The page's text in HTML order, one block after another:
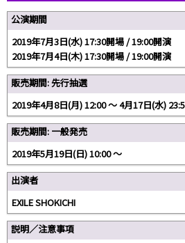
公演期間
2019年7月3日(水) 17:30開場 / 19:00開演
2019年7月4日(木) 17:30開場 / 19:00開演
販売期間: 先行抽選
2019年4月8日(月) 12:00 〜 4月17日(水)
販売期間: 一般発売
2019年5月19日(日) 10:00 〜
出演者
EXILE SHOKICHI
説明／注意事項